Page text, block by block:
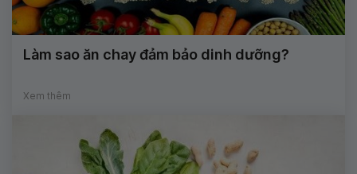
Làm sao ăn chay đảm bảo dinh dưỡng?
Xem thêm